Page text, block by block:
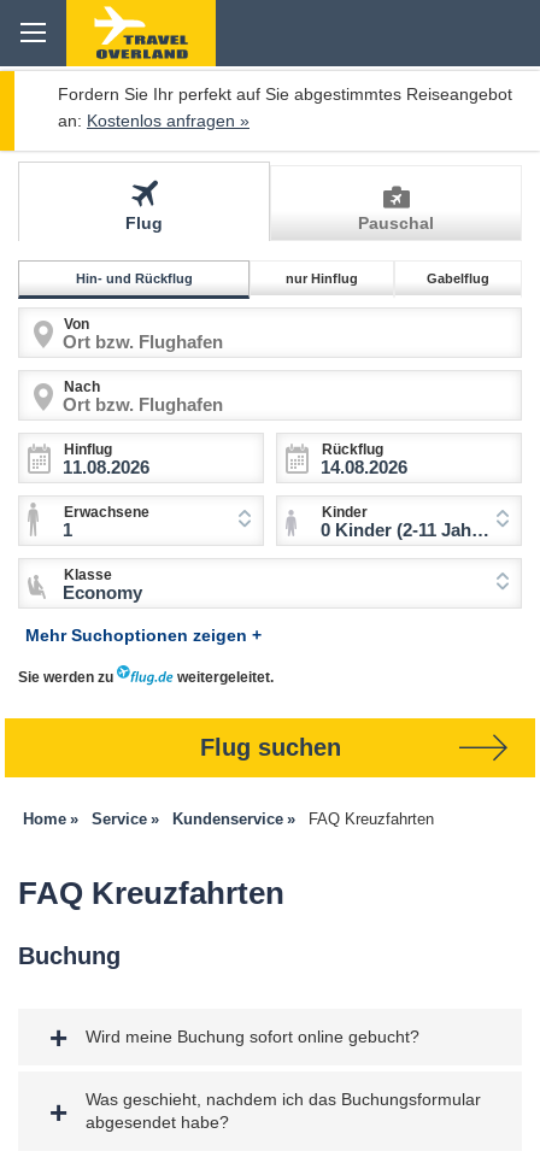
Fordern Sie Ihr perfekt auf Sie abgestimmtes Reiseangebot
an: Kostenlos anfragen »
Flug Pauschal
Hin- und Rückflug nur Hinflug Gabelflug
Von
Nach
Hinflug Rückflug
Erwachsene
1
Kinder
0 Kinder (2-11 Jahre)
Klasse
Economy
Mehr Suchoptionen zeigen +
Sie werden zu weitergeleitet.
Flug suchen
Home Service Kundenservice FAQ Kreuzfahrten
FAQ Kreuzfahrten
Buchung
Wird meine Buchung sofort online gebucht?
Was geschieht, nachdem ich das Buchungsformular
abgesendet habe?